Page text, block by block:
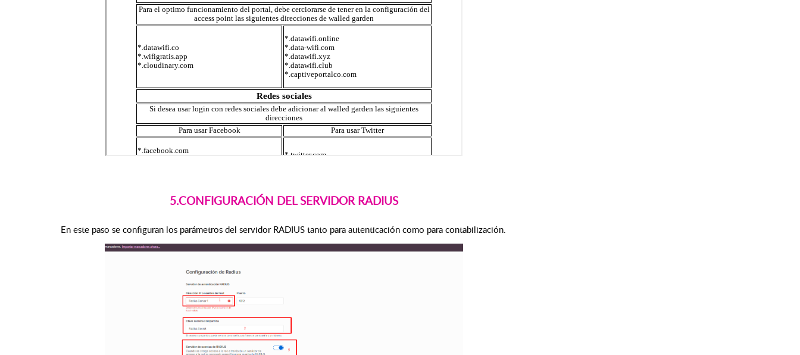
5.CONFIGURACIÓN DEL SERVIDOR RADIUS
En este paso se configuran los parámetros del servidor RADIUS tanto para autenticación como para contabilización.